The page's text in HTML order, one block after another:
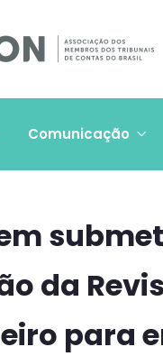
Comunicação
da
para